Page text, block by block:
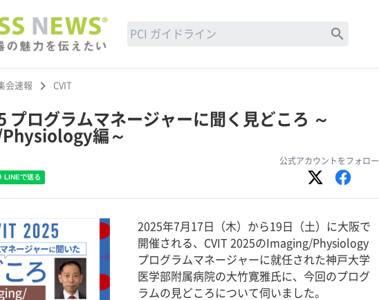
search
会速報 keyboard_arrow_right CVIT
プログラムマネージャーに聞く見どころ ～
Physiology編～
公式アカウントをフォロー
2025年7月17日（木）から19日（土）に大阪で
開催される、CVIT 2025のImaging/Physiology
プログラムマネージャーに就任された神戸大学
医学部附属病院の大竹寛雅氏に、今回のプログ
ラムの見どころについて伺いました。